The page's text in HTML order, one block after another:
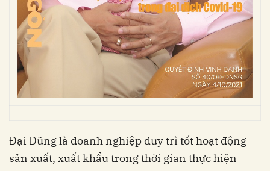
Đại Dũng là doanh nghiệp duy trì tốt hoạt động
sản xuất, xuất khẩu trong thời gian thực hiện